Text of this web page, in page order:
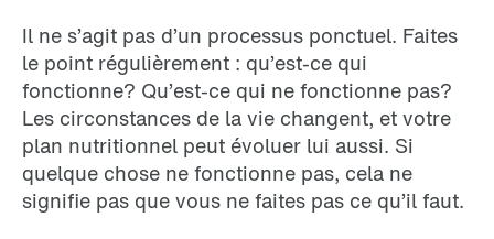
Il ne s’agit pas d’un processus ponctuel. Faites
le point régulièrement : qu’est-ce qui
fonctionne? Qu’est-ce qui ne fonctionne pas?
Les circonstances de la vie changent, et votre
plan nutritionnel peut évoluer lui aussi. Si
quelque chose ne fonctionne pas, cela ne
signifie pas que vous ne faites pas ce qu’il faut.